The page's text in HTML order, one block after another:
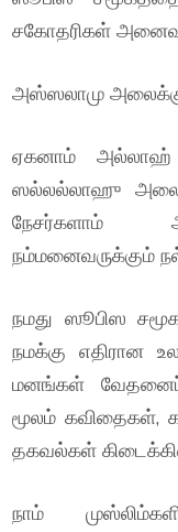
சகோதரிகள்
அஸ்ஸலாமு
ஏகனாம்
ஸல்லல்லாஹு
நேசர்களாம்
நம்மனைவருக்கும்
நமது ஸூபிஸ
நமக்கு எதிரான
மனங்கள்
மூலம் கவிதைகள்,
தகவல்கள்
நாம்